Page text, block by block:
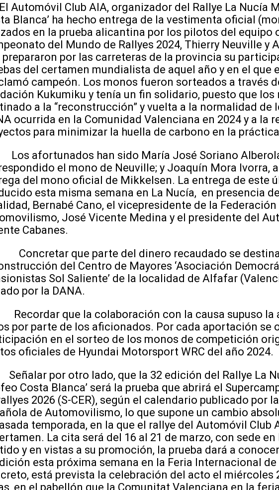
Club AIA, organizador del Rallye La Nucía
Blanca’ ha hecho entrega de la vestimenta oficial
en la prueba alicantina por los pilotos del equipo
del Mundo de Rallyes 2024, Thierry Neuville y
prepararon por las carreteras de la provincia su
del certamen mundialista de aquel año y en el que
campeón. Los monos fueron sorteados a través
Kukumiku y tenía un fin solidario, puesto que los
a la “reconstrucción” y vuelta a la normalidad de
ocurrida en la Comunidad Valenciana en 2024 y a la
para minimizar la huella de carbono en la
afortunados han sido María José Soriano
el mono de Neuville; y Joaquín Mora Ivorra,
del mono oficial de Mikkelsen. La entrega de este
esta misma semana en La Nucía, en presencia
Bernabé Cano, el vicepresidente de la Federación
José Vicente Medina y el presidente del
Cabanes.
que parte del dinero recaudado se destina
del Centro de Mayores ‘Asociación
Sol Saliente’ de la localidad de Alfafar
por la DANA.
que la colaboración con la causa supuso la
por parte de los aficionados. Por cada aportación se
en el sorteo de los monos de competición
oficiales de Hyundai Motorsport WRC del año 2024.
por otro lado, que la 32 edición del Rallye La
Costa Blanca’ será la prueba que abrirá el
2026 (S-CER), según el calendario publicado por
de Automovilismo, lo que supone un cambio
temporada, en la que el rallye del Automóvil Club
La cita será del 16 al 21 de marzo, con sede en
y en vistas a su promoción, la prueba dará a
esta próxima semana en la Feria Internacional de
está prevista la celebración del acto el miércoles
en el pabellón que la Comunitat Valenciana en la